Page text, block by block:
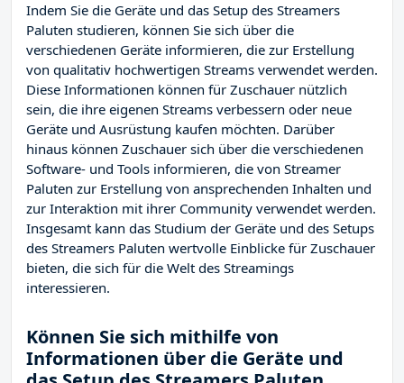
Indem Sie die Geräte und das Setup des Streamers
Paluten studieren, können Sie sich über die
verschiedenen Geräte informieren, die zur Erstellung
von qualitativ hochwertigen Streams verwendet werden.
Diese Informationen können für Zuschauer nützlich
sein, die ihre eigenen Streams verbessern oder neue
Geräte und Ausrüstung kaufen möchten. Darüber
hinaus können Zuschauer sich über die verschiedenen
Software- und Tools informieren, die von Streamer
Paluten zur Erstellung von ansprechenden Inhalten und
zur Interaktion mit ihrer Community verwendet werden.
Insgesamt kann das Studium der Geräte und des Setups
des Streamers Paluten wertvolle Einblicke für Zuschauer
bieten, die sich für die Welt des Streamings
interessieren.
Können Sie sich mithilfe von
Informationen über die Geräte und